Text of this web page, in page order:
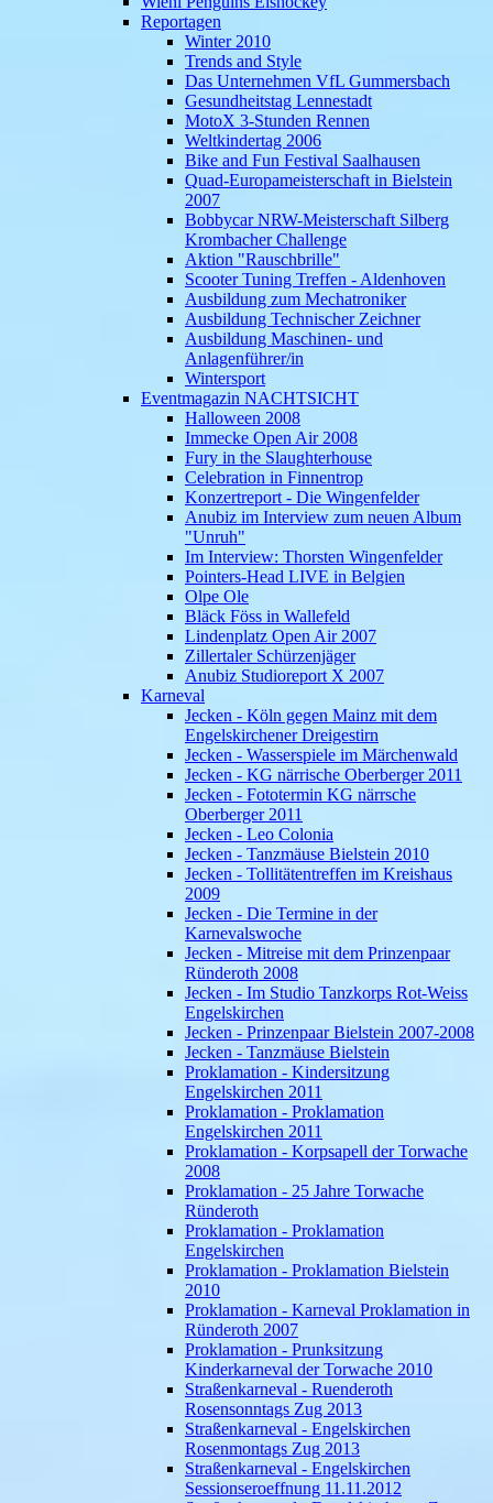
Reportagen
Winter 2010
Trends and Style
Das Unternehmen VfL Gummersbach
Gesundheitstag Lennestadt
MotoX 3-Stunden Rennen
Weltkindertag 2006
Bike and Fun Festival Saalhausen
Quad-Europameisterschaft in Bielstein
2007
Bobbycar NRW-Meisterschaft Silberg
Krombacher Challenge
Aktion "Rauschbrille"
Scooter Tuning Treffen - Aldenhoven
Ausbildung zum Mechatroniker
Ausbildung Technischer Zeichner
Ausbildung Maschinen- und
Anlagenführer/in
Wintersport
Eventmagazin NACHTSICHT
Halloween 2008
Immecke Open Air 2008
Fury in the Slaughterhouse
Celebration in Finnentrop
Konzertreport - Die Wingenfelder
Anubiz im Interview zum neuen Album
"Unruh"
Im Interview: Thorsten Wingenfelder
Pointers-Head LIVE in Belgien
Olpe Ole
Bläck Föss in Wallefeld
Lindenplatz Open Air 2007
Zillertaler Schürzenjäger
Anubiz Studioreport X 2007
Karneval
Jecken - Köln gegen Mainz mit dem
Engelskirchener Dreigestirn
Jecken - Wasserspiele im Märchenwald
Jecken - KG närrische Oberberger 2011
Jecken - Fototermin KG närrsche
Oberberger 2011
Jecken - Leo Colonia
Jecken - Tanzmäuse Bielstein 2010
Jecken - Tollitätentreffen im Kreishaus
2009
Jecken - Die Termine in der
Karnevalswoche
Jecken - Mitreise mit dem Prinzenpaar
Ründeroth 2008
Jecken - Im Studio Tanzkorps Rot-Weiss
Engelskirchen
Jecken - Prinzenpaar Bielstein 2007-2008
Jecken - Tanzmäuse Bielstein
Proklamation - Kindersitzung
Engelskirchen 2011
Proklamation - Proklamation
Engelskirchen 2011
Proklamation - Korpsapell der Torwache
2008
Proklamation - 25 Jahre Torwache
Ründeroth
Proklamation - Proklamation
Engelskirchen
Proklamation - Proklamation Bielstein
2010
Proklamation - Karneval Proklamation in
Ründeroth 2007
Proklamation - Prunksitzung
Kinderkarneval der Torwache 2010
Straßenkarneval - Ruenderoth
Rosensonntags Zug 2013
Straßenkarneval - Engelskirchen
Rosenmontags Zug 2013
Straßenkarneval - Engelskirchen
Sessionseroeffnung 11.11.2012